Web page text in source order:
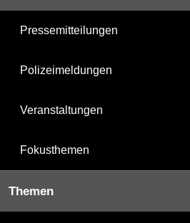
Pressemitteilungen
Polizeimeldungen
Veranstaltungen
Fokusthemen
Themen